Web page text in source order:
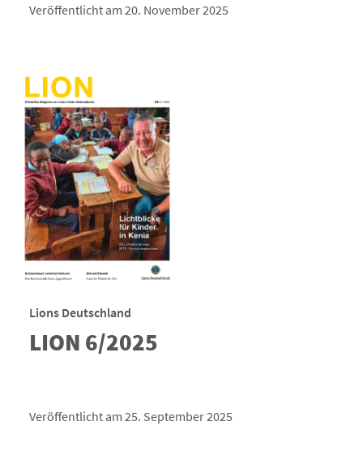
Veröffentlicht am 20. November 2025
Lions Deutschland
LION 6/2025
Veröffentlicht am 25. September 2025